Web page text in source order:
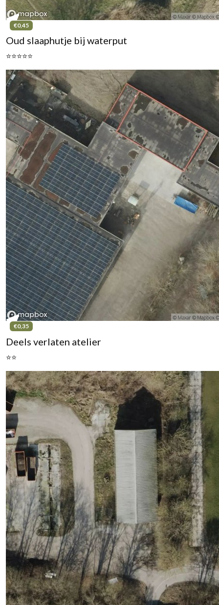
€0,45
Oud slaaphutje bij waterput
⭐⭐⭐⭐⭐
€0,35
Deels verlaten atelier
⭐⭐